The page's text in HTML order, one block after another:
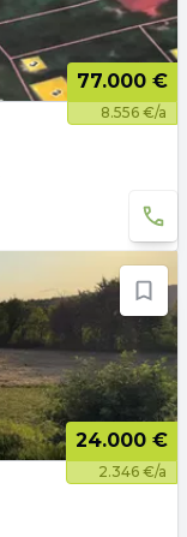
77.000 €
8.556 €/a
24.000 €
2.346 €/a